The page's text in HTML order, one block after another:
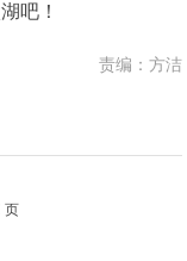
吧！
责编：方洁
页